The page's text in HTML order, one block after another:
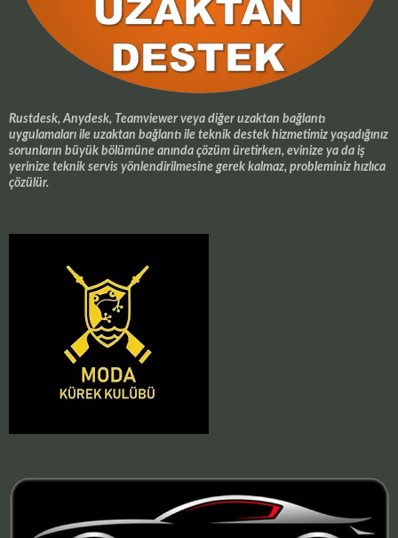
Rustdesk, Anydesk, Teamviewer veya diğer uzaktan bağlantı
uygulamaları ile uzaktan bağlantı ile teknik destek hizmetimiz yaşadığınız
sorunların büyük bölümüne anında çözüm üretirken, evinize ya da iş
yerinize teknik servis yönlendirilmesine gerek kalmaz, probleminiz hızlıca
çözülür.